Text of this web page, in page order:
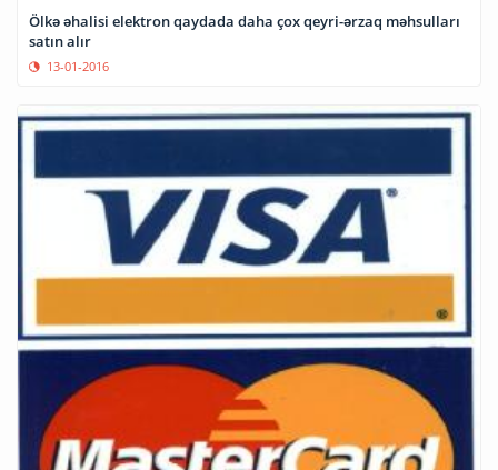
Ölkə əhalisi elektron qaydada daha çox qeyri-ərzaq məhsulları
satın alır
13-01-2016